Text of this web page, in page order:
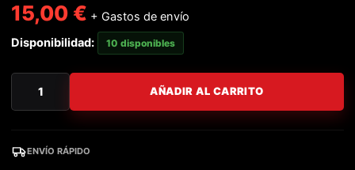
15,00 € + Gastos de envío
Disponibilidad:
10 disponibles
AÑADIR AL CARRITO
ENVÍO RÁPIDO